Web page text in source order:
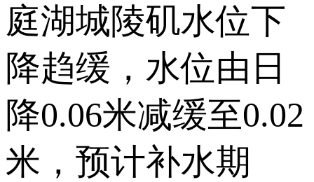
庭湖城陵矶水位下
降趋缓，水位由日
降0.06米减缓至0.02
米，预计补水期